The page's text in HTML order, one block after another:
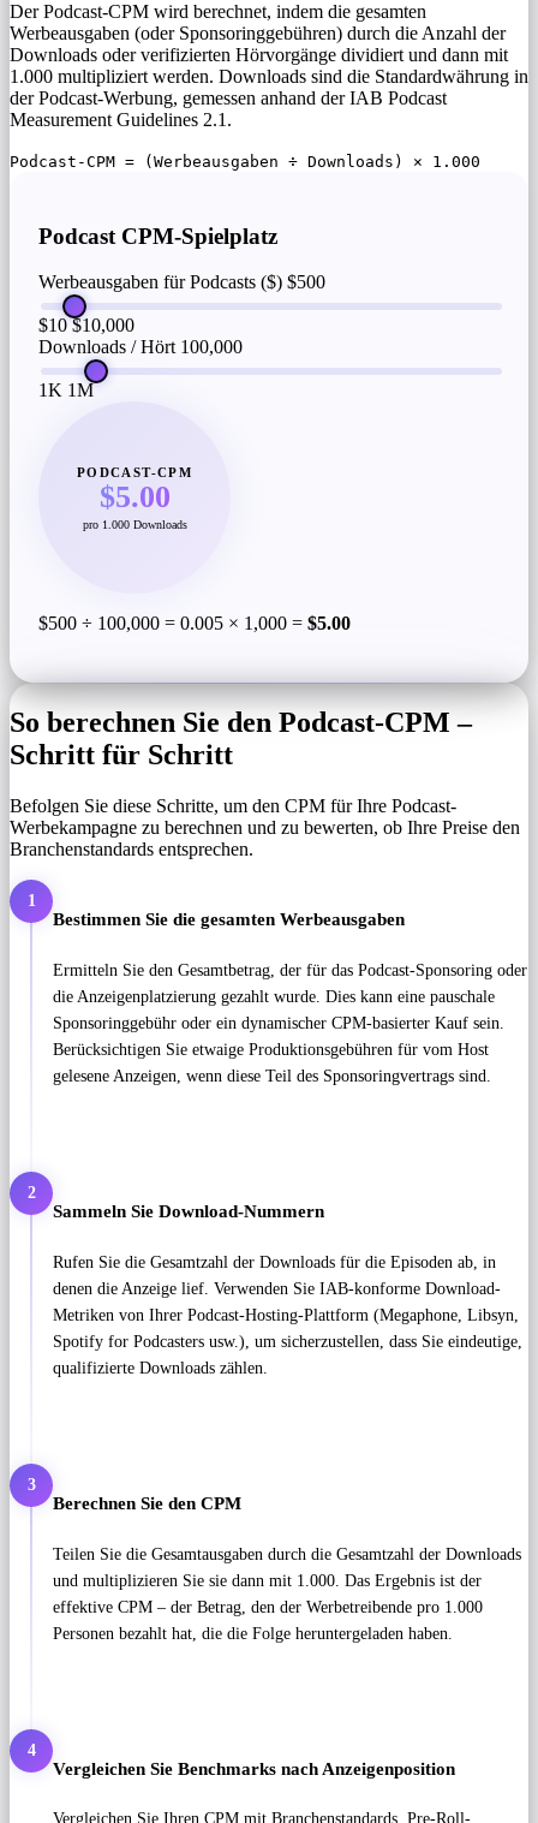
Der Podcast-CPM wird berechnet, indem die gesamten
Werbeausgaben (oder Sponsoringgebühren) durch die Anzahl der
Downloads oder verifizierten Hörvorgänge dividiert und dann mit
1.000 multipliziert werden. Downloads sind die Standardwährung in
der Podcast-Werbung, gemessen anhand der IAB Podcast
Measurement Guidelines 2.1.
Podcast-CPM = (Werbeausgaben ÷ Downloads) × 1.000
Podcast CPM-Spielplatz
Werbeausgaben für Podcasts ($) $500
$10 $10,000
Downloads / Hört 100,000
1K 1M
PODCAST-CPM
$5.00
pro 1.000 Downloads
$500 ÷ 100,000 = 0.005 × 1,000 = $5.00
So berechnen Sie den Podcast-CPM –
Schritt für Schritt
Befolgen Sie diese Schritte, um den CPM für Ihre Podcast-
Werbekampagne zu berechnen und zu bewerten, ob Ihre Preise den
Branchenstandards entsprechen.
1
Bestimmen Sie die gesamten Werbeausgaben
Ermitteln Sie den Gesamtbetrag, der für das Podcast-Sponsoring oder
die Anzeigenplatzierung gezahlt wurde. Dies kann eine pauschale
Sponsoringgebühr oder ein dynamischer CPM-basierter Kauf sein.
Berücksichtigen Sie etwaige Produktionsgebühren für vom Host
gelesene Anzeigen, wenn diese Teil des Sponsoringvertrags sind.
2
Sammeln Sie Download-Nummern
Rufen Sie die Gesamtzahl der Downloads für die Episoden ab, in
denen die Anzeige lief. Verwenden Sie IAB-konforme Download-
Metriken von Ihrer Podcast-Hosting-Plattform (Megaphone, Libsyn,
Spotify for Podcasters usw.), um sicherzustellen, dass Sie eindeutige,
qualifizierte Downloads zählen.
3
Berechnen Sie den CPM
Teilen Sie die Gesamtausgaben durch die Gesamtzahl der Downloads
und multiplizieren Sie sie dann mit 1.000. Das Ergebnis ist der
effektive CPM – der Betrag, den der Werbetreibende pro 1.000
Personen bezahlt hat, die die Folge heruntergeladen haben.
4
Vergleichen Sie Benchmarks nach Anzeigenposition
Vergleichen Sie Ihren CPM mit Branchenstandards. Pre-Roll-